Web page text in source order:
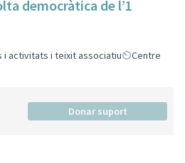
democràtica de l’1
i activitats i teixit associatiu
Centre
Donar suport